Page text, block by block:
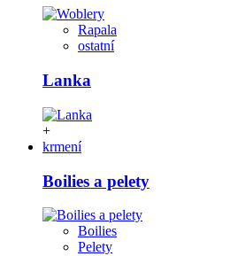
Rapala
ostatní
Lanka
+
krmení
Boilies a pelety
Boilies
Pelety